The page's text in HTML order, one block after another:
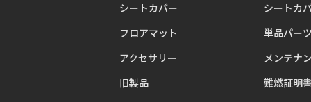
シートカバー
フロアマット
アクセサリー
旧製品
シートカ
単品パー
メンテナ
難燃証明